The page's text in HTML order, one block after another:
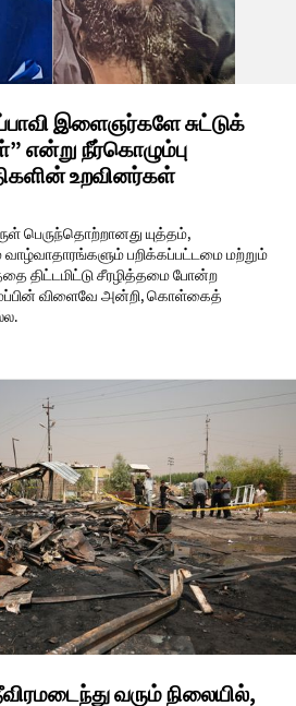
இளைஞர்களே சுட்டுக்
என்று நீர்கொழும்பு
உறவினர்கள்
பெருந்தொற்றானது யுத்தம்,
பறிக்கப்பட்டமை மற்றும்
திட்டமிட்டு சீரழித்தமை போன்ற
விளைவே அன்றி, கொள்கைத்
வரும் நிலையில்,